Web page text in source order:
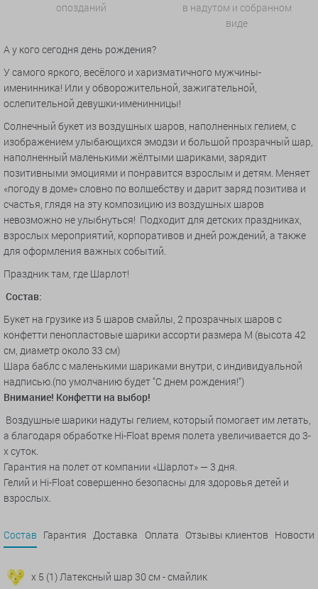
опозданий
в надутом и собранном
виде
А у кого сегодня день рождения?
У самого яркого, весёлого и харизматичного мужчины-
именинника! Или у обворожительной, зажигательной,
ослепительной девушки-именинницы!
Солнечный букет из воздушных шаров, наполненных гелием, с
изображением улыбающихся эмодзи и большой прозрачный шар,
наполненный маленькими жёлтыми шариками, зарядит
позитивными эмоциями и понравится взрослым и детям. Меняет
«погоду в доме» словно по волшебству и дарит заряд позитива и
счастья, глядя на эту композицию из воздушных шаров
невозможно не улыбнуться! Подходит для детских праздниках,
взрослых мероприятий, корпоративов и дней рождений, а также
для оформления важных событий.
Праздник там, где Шарлот!
Состав:
Букет на грузике из 5 шаров смайлы, 2 прозрачных шаров с
конфетти пенопластовые шарики ассорти размера М (высота 42
см, диаметр около 33 см)
Шара баблс с маленькими шариками внутри, с индивидуальной
надписью.(по умолчанию будет "С днем рождения!")
Внимание! Конфетти на выбор!
Воздушные шарики надуты гелием, который помогает им летать,
а благодаря обработке Hi-Float время полета увеличивается до 3-
х суток.
Гарантия на полет от компании «Шарлот» — 3 дня.
Гелий и Hi-Float совершенно безопасны для здоровья детей и
взрослых.
Состав Гарантия Доставка Оплата Отзывы клиентов Новости
x 5 (1) Латексный шар 30 см - смайлик